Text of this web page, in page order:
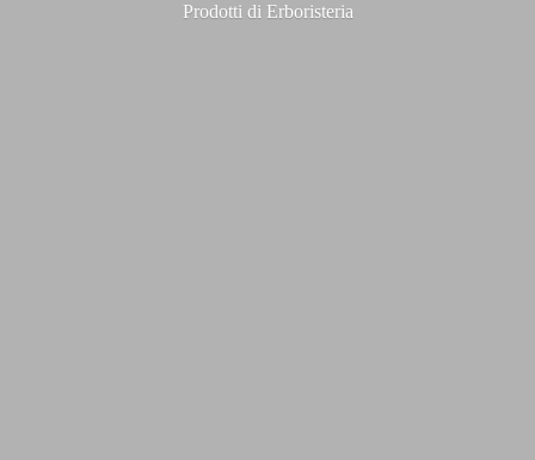
Prodotti di Erboristeria